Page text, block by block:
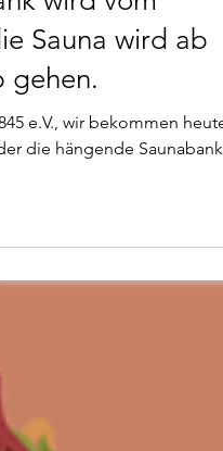
wird vom
Sauna wird ab
e.V., wir bekommen
die hängende Saunabank